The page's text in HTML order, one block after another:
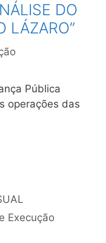
DO
LÁZARO”
Pública
operações das
Execução